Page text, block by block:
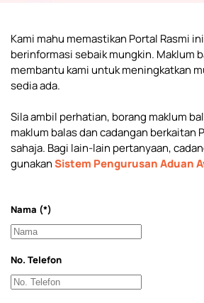
Kami mahu memastikan Portal Rasmi
berinformasi sebaik mungkin. Maklum
membantu kami untuk meningkatkan
sedia ada.
Sila ambil perhatian, borang maklum
maklum balas dan cadangan berkaitan
sahaja. Bagi lain-lain pertanyaan,
gunakanSistem Pengurusan Aduan
Nama (*)
No. Telefon